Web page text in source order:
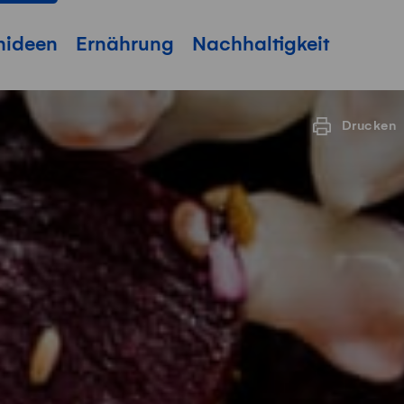
Ernährung Nachhaltigkeit
Drucken